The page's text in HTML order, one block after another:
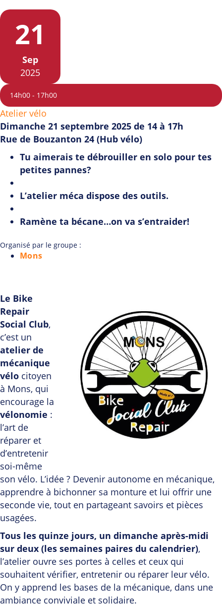
21
Sep
2025
14h00 - 17h00
Atelier vélo
Dimanche 21 septembre 2025 de 14 à 17h
Rue de Bouzanton 24 (Hub vélo)
Tu aimerais te débrouiller en solo pour tes
petites pannes?
L’atelier méca dispose des outils.
Ramène ta bécane…on va s’entraider!
Organisé par le groupe :
Mons
Le Bike
Repair
Social Club,
c’est un
atelier de
mécanique
vélo citoyen
à Mons, qui
encourage la
vélonomie :
l’art de
réparer et
d’entretenir
soi-même
son vélo. L’idée ? Devenir autonome en mécanique,
apprendre à bichonner sa monture et lui offrir une
seconde vie, tout en partageant savoirs et pièces
usagées.
Tous les quinze jours, un dimanche après-midi
sur deux (les semaines paires du calendrier),
l’atelier ouvre ses portes à celles et ceux qui
souhaitent vérifier, entretenir ou réparer leur vélo.
On y apprend les bases de la mécanique, dans une
ambiance conviviale et solidaire.